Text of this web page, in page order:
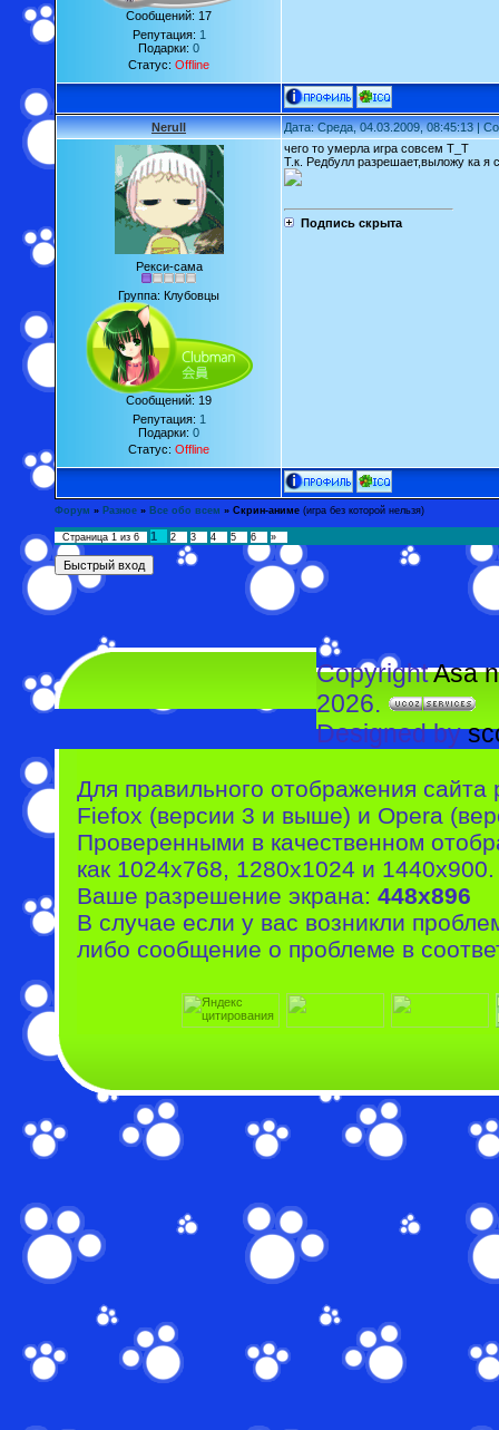
Сообщений: 17
Репутация: 1
Подарки: 0
Статус: Offline
Nerull Дата: Среда, 04.03.2009, 08:45:13 |
Рекси-сама
Группа: Клубовцы
Сообщений: 19
Репутация: 1
Подарки: 0
Статус: Offline
чего то умерла игра совсем Т_Т
Т.к. Редбулл разрешает,выложу ка я
Подпись скрыта
Форум » Разное » Все обо всем » Скрин-аниме (игра без которой нельзя)
Страница 1 из 6 1 2 3 4 5 6 »
CopyrightAsa
2026.
Designed by
Для правильного отображения
Fiefox (версии 3 и выше) и Opera
Проверенными в качественном
как 1024x768, 1280x1024 и 1440x900.
Ваше разрешение экрана: 448x896
В случае если у вас возникли
либо сообщение о проблеме в